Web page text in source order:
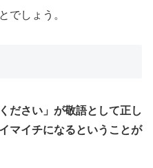
でしょう。
ださい」が敬語として正し
マイチになるということが